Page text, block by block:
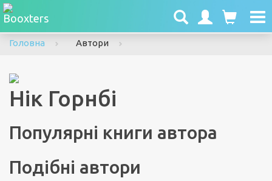
Головна
Автори
Нік Горнбі
Популярні книги автора
Подібні автори